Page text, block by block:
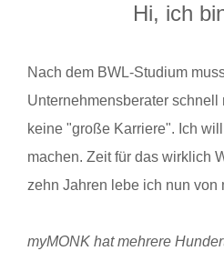
Hi, ich
Nach dem BWL-Studium
Unternehmensberater
keine "große Karriere". Ich
machen. Zeit für das wirklich
zehn Jahren lebe ich nun von
myMONK hat mehrere